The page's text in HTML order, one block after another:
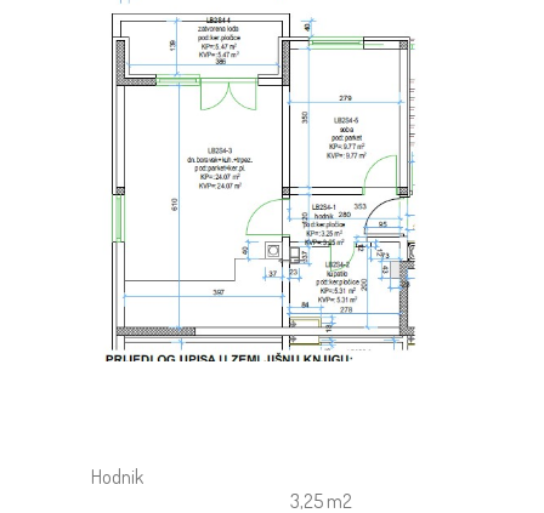
Hodnik
3,25 m2